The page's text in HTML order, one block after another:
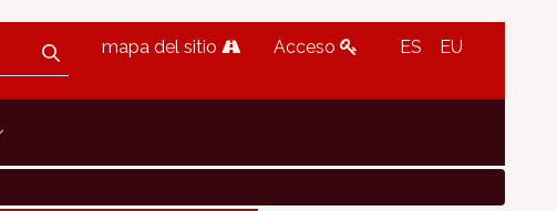
mapa del sitio Acceso ES EU